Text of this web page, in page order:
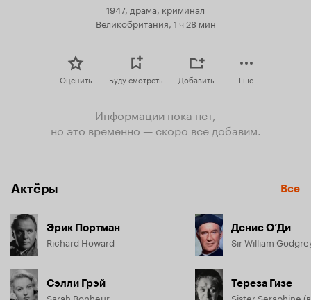
1947, драма, криминал
Великобритания, 1 ч 28 мин
Оценить Буду смотреть Добавить Еще
Информации пока нет,
но это временно — скоро все добавим.
Актёры Все
Эрик Портман
Richard Howard
Сэлли Грэй
Sarah Bonheur
Денис О’Ди
Sir William
Тереза Гизе